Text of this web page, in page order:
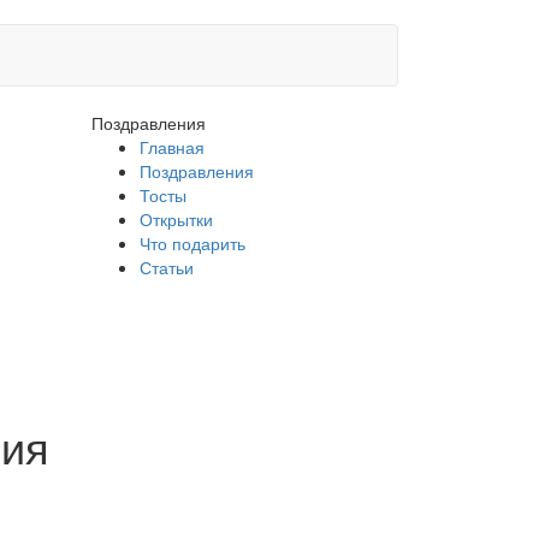
Поздравления
Главная
Поздравления
Тосты
Открытки
Что подарить
Статьи